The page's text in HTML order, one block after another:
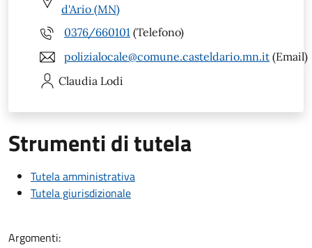
d'Ario (MN)
0376/660101 (Telefono)
polizialocale@comune.casteldario.mn.it (Email)
Claudia Lodi
Strumenti di tutela
Tutela amministrativa
Tutela giurisdizionale
Argomenti: